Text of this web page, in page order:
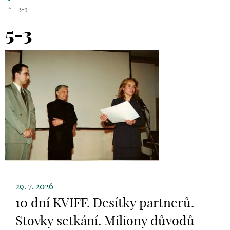
KONTAKTY
OBCHOD
KOŠÍK
EN
*
5-3
5-3
29. 7. 2026
10 dní KVIFF. Desítky partnerů.
Stovky setkání. Miliony důvodů